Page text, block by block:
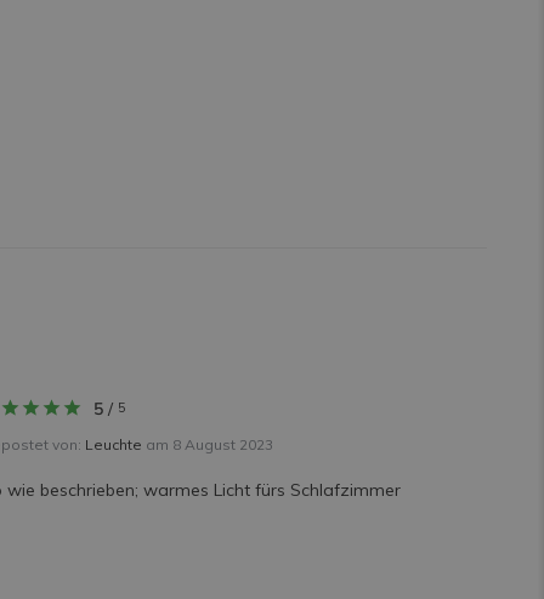
5 / 5
von: Leuchte am 8 August 2023
wie beschrieben; warmes Licht fürs Schlafzimmer